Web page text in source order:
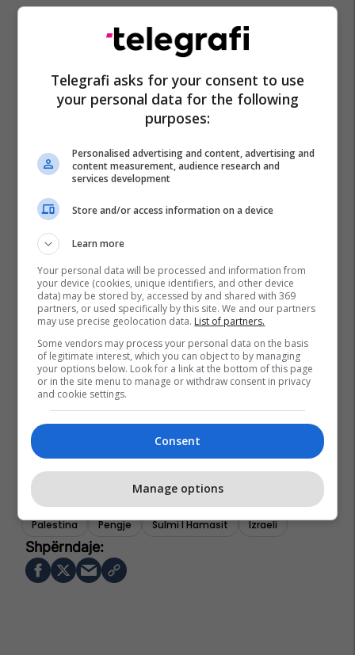
Hamasi
Palestina
Pengje Sulmi I Hamasit Izraeli
Telegrafi asks for your consent to use
your personal data for the following
purposes:
Personalised advertising and content, advertising and
content measurement, audience research and
services development
Store and/or access information on a device
Learn more
Your personal data will be processed and information from
your device (cookies, unique identifiers, and other device
data) may be stored by, accessed by and shared with 369
partners, or used specifically by this site. We and our partners
may use precise geolocation data. List of partners.
Some vendors may process your personal data on the basis
of legitimate interest, which you can object to by managing
your options below. Look for a link at the bottom of this page
or in the site menu to manage or withdraw consent in privacy
and cookie settings.
Consent
Manage options